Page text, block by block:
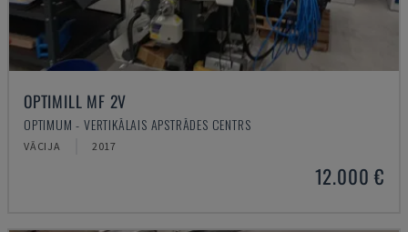
OPTIMILL MF 2V
OPTIMUM - VERTIKĀLAIS APSTRĀDES CENTRS
VĀCIJA 2017
12.000 €